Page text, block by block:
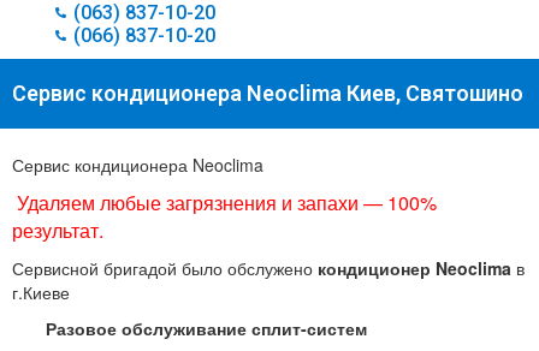
(063) 837-10-20
(066) 837-10-20
Сервис кондиционера Neoclima Киев, Святошино
Сервис кондиционера Neoclima
Удаляем любые загрязнения и запахи — 100%
результат.
Сервисной бригадой было обслужено кондиционер Neoclima в
г.Киеве
Разовое обслуживание сплит-систем